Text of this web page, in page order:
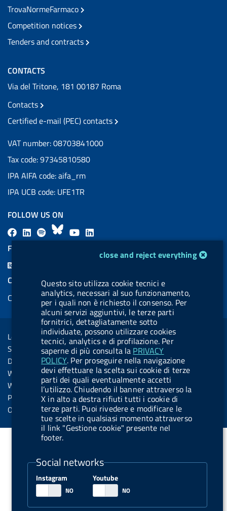
cookie management moduleclose and reject everything
Questo sito utilizza cookie tecnici e
analytics, necessari al suo funzionamento,
per i quali non è richiesto il consenso. Per
alcuni servizi aggiuntivi, le terze parti
fornitrici, dettagliatamente sotto
individuate, possono utilizzare cookies
tecnici, analytics e di profilazione. Per
saperne di più consulta la PRIVACY
POLICY. Per proseguire nella navigazione
devi effettuare la scelta sui cookie di terze
parti dei quali eventualmente accetti
l’utilizzo. Chiudendo il banner attraverso la
X in alto a destra rifiuti tutti i cookie di
terze parti. Puoi rivedere e modificare le
tue scelte in qualsiasi momento attraverso
il link "Gestione cookie" presente nel
footer.
Social networks
Instagram Youtube
TrovaNormeFarmaco
Competition notices
Tenders and contracts
CONTACTS
Via del Tritone, 181 00187 Roma
Contacts
Certified e-mail (PEC) contacts
VAT number: 08703841000
Tax code: 97345810580
IPA AIFA code: aifa_rm
IPA UCB code: UFE1TR
FOLLOW US ON
F
a
L
i
a
l
.
b
u
t
t
o
n
.
s
p
o
i
f
B
l
s
k
y
Y
o
u
b
e
i
e
d
i
n
FEED RSS
COOKIES
Cookie management
Sezione Link Utili
Legal notice
Social Media Policy
Dichiarazione di accessibilità
Web accessibility
Website statistics
Privacy
Online services